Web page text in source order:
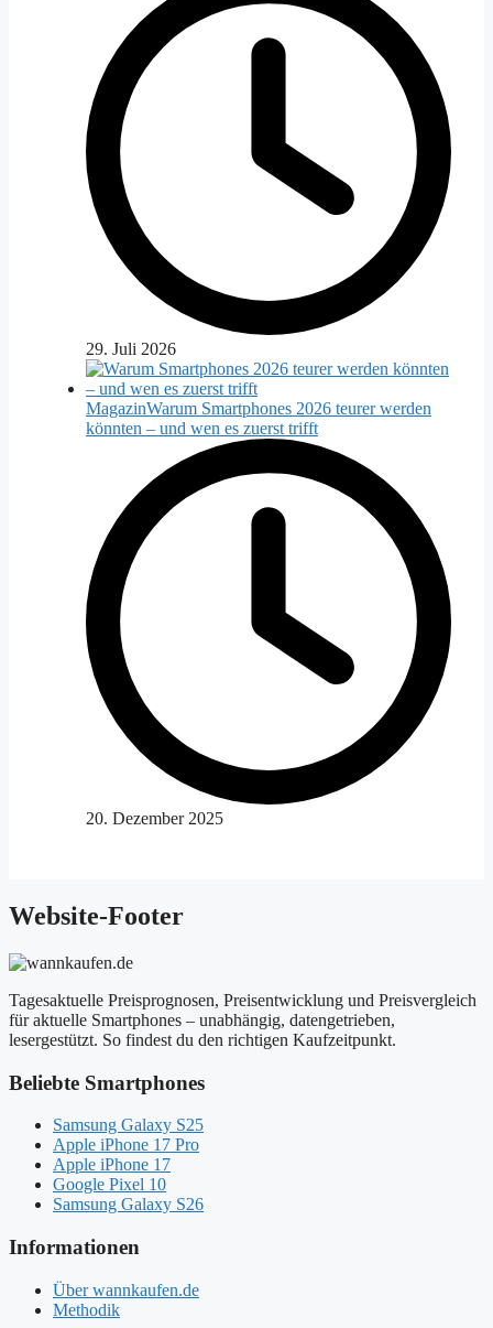
29. Juli 2026
MagazinWarum Smartphones 2026 teurer werden
könnten – und wen es zuerst trifft
20. Dezember 2025
Website-Footer
Tagesaktuelle Preisprognosen, Preisentwicklung und Preisvergleich
für aktuelle Smartphones – unabhängig, datengetrieben,
lesergestützt. So findest du den richtigen Kaufzeitpunkt.
Beliebte Smartphones
Samsung Galaxy S25
Apple iPhone 17 Pro
Apple iPhone 17
Google Pixel 10
Samsung Galaxy S26
Informationen
Über wannkaufen.de
Methodik